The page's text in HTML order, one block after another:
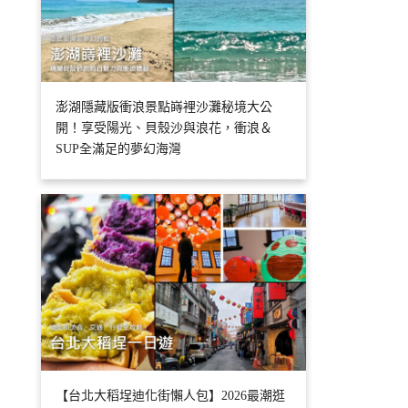
澎湖隱藏版衝浪景點嵵裡沙灘秘境大公
開！享受陽光、貝殼沙與浪花，衝浪＆
SUP全滿足的夢幻海灣
【台北大稻埕迪化街懶人包】2026最潮逛